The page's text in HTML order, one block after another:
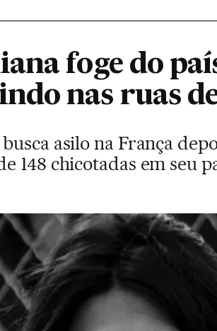
foge do
nas ruas
asilo na França
148 chicotadas em seu